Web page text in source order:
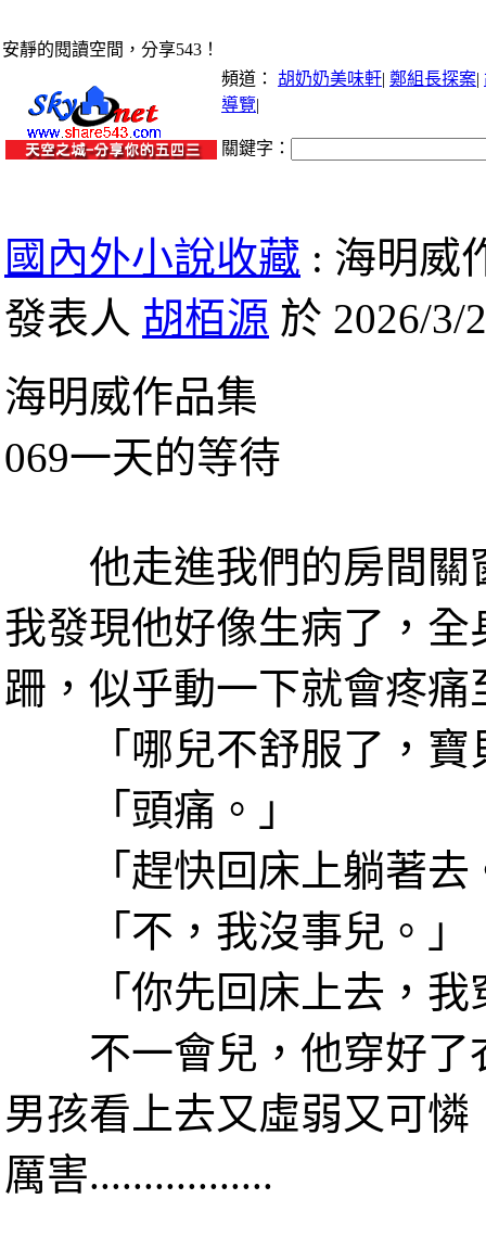
安靜的閱讀空間，分享543！
頻道： 胡奶奶美味軒| 鄭組長探案|
導覽|
關鍵字：
國內外小說收藏 : 海明威
發表人 胡栢源 於 2026/3/
海明威作品集
069一天的等待
他走進我們的房間關
我發現他好像生病了，
跚，似乎動一下就會疼痛
「哪兒不舒服了，寶
「頭痛。」
「趕快回床上躺著去
「不，我沒事兒。」
「你先回床上去，我
不一會兒，他穿好了
男孩看上去又虛弱又可
厲害.................